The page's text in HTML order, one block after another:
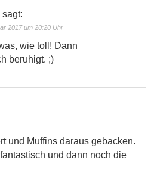
sagt:
2017 um 20:20 Uhr
wie toll! Dann
beruhigt. ;)
und Muffins daraus gebacken.
und dann noch die